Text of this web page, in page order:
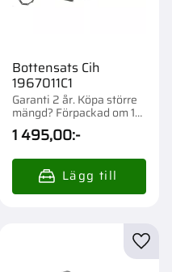
Bottensats Cih
1967011C1
Garanti 2 år. Köpa större
mängd? Förpackad om 1
st.
1 495,00:-
i favoriter